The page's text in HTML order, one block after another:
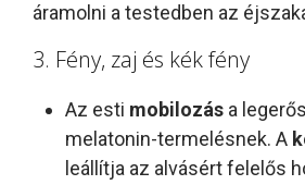
áramolni a testedben az
3. Fény, zaj és kék fény
Az esti mobilozás a
melatonin-termelésnek. A
leállítja az alvásért felelős